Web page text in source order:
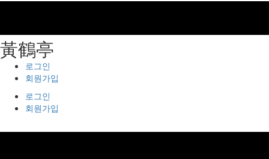
⿈鶴亭
로그인
회원가입
로그인
회원가입